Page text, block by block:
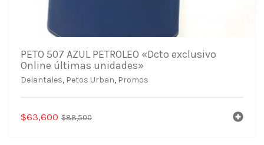
PETO 507 AZUL PETROLEO «Dcto exclusivo
Online últimas unidades»
Delantales, Petos Urban, Promos
$88,500El
$63,600
El